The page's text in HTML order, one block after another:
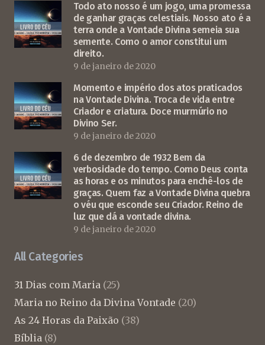
Todo ato nosso é um jogo, uma promessa
de ganhar graças celestiais. Nosso ato é a
terra onde a Vontade Divina semeia sua
semente. Como o amor constitui um
direito.
9 de janeiro de 2020
Momento e império dos atos praticados
na Vontade Divina. Troca de vida entre
Criador e criatura. Doce murmúrio no
Divino Ser.
9 de janeiro de 2020
6 de dezembro de 1932 Bem da
verbosidade do tempo. Como Deus conta
as horas e os minutos para enchê-los de
graças. Quem faz a Vontade Divina quebra
o véu que esconde seu Criador. Reino de
luz que dá a vontade divina.
9 de janeiro de 2020
All Categories
31 Dias com Maria (25)
Maria no Reino da Divina Vontade (20)
As 24 Horas da Paixão (38)
Bíblia (8)